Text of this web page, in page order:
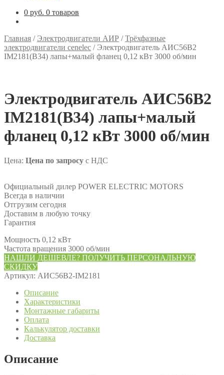
0 руб. 0 товаров
Главная / Электродвигатели АИР /Трёхфазные
электродвигатели cenelec / Электродвигатель АИС56В2
IM2181(B34) лапы+малый фланец 0,12 кВт 3000 об/мин
Электродвигатель АИС56В2
IM2181(B34) лапы+малый
фланец 0,12 кВт 3000 об/мин
Цена: Цена по запросу с НДС
Официальный дилер POWER ELECTRIC MOTORS
Всегда в наличии
Отгрузим сегодня
Доставим в любую точку
Гарантия
Мощность 0,12 кВт
Частота вращения 3000 об/мин
НАШЛИ ДЕШЕВЛЕ? ПОЛУЧИТЬ ПЕРСОНАЛЬНУЮ
СКИДКУ
Артикул: АИС56В2-IM2181
Описание
Характеристики
Монтажные габариты
Оплата
Калькулятор доставки
Доставка
Описание